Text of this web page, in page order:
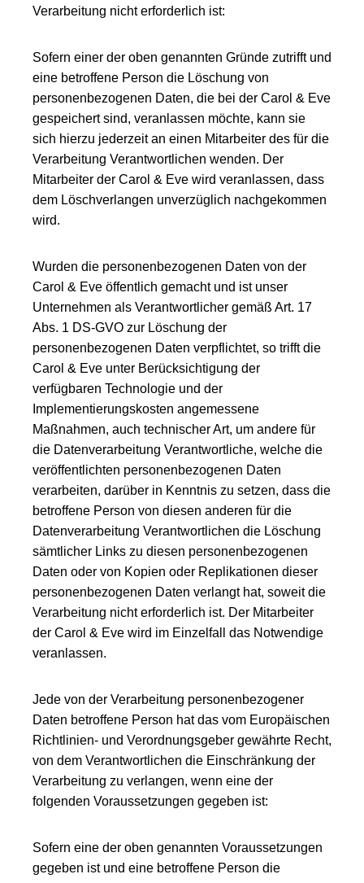
Verarbeitung nicht erforderlich ist:
Sofern einer der oben genannten Gründe zutrifft und
eine betroffene Person die Löschung von
personenbezogenen Daten, die bei der Carol & Eve
gespeichert sind, veranlassen möchte, kann sie
sich hierzu jederzeit an einen Mitarbeiter des für die
Verarbeitung Verantwortlichen wenden. Der
Mitarbeiter der Carol & Eve wird veranlassen, dass
dem Löschverlangen unverzüglich nachgekommen
wird.
Wurden die personenbezogenen Daten von der
Carol & Eve öffentlich gemacht und ist unser
Unternehmen als Verantwortlicher gemäß Art. 17
Abs. 1 DS-GVO zur Löschung der
personenbezogenen Daten verpflichtet, so trifft die
Carol & Eve unter Berücksichtigung der
verfügbaren Technologie und der
Implementierungskosten angemessene
Maßnahmen, auch technischer Art, um andere für
die Datenverarbeitung Verantwortliche, welche die
veröffentlichten personenbezogenen Daten
verarbeiten, darüber in Kenntnis zu setzen, dass die
betroffene Person von diesen anderen für die
Datenverarbeitung Verantwortlichen die Löschung
sämtlicher Links zu diesen personenbezogenen
Daten oder von Kopien oder Replikationen dieser
personenbezogenen Daten verlangt hat, soweit die
Verarbeitung nicht erforderlich ist. Der Mitarbeiter
der Carol & Eve wird im Einzelfall das Notwendige
veranlassen.
Jede von der Verarbeitung personenbezogener
Daten betroffene Person hat das vom Europäischen
Richtlinien- und Verordnungsgeber gewährte Recht,
von dem Verantwortlichen die Einschränkung der
Verarbeitung zu verlangen, wenn eine der
folgenden Voraussetzungen gegeben ist:
Sofern eine der oben genannten Voraussetzungen
gegeben ist und eine betroffene Person die